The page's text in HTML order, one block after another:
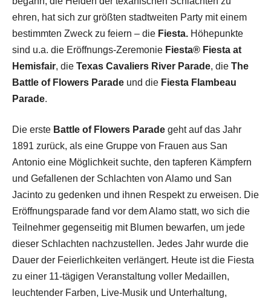
ehren, hat sich zur größten stadtweiten Party mit einem
bestimmten Zweck zu feiern – die Fiesta. Höhepunkte
sind u.a. die Eröffnungs-Zeremonie Fiesta® Fiesta at
Hemisfair, die Texas Cavaliers River Parade, die The
Battle of Flowers Parade und die Fiesta Flambeau
Parade.
Die erste Battle of Flowers Parade geht auf das Jahr
1891 zurück, als eine Gruppe von Frauen aus San
Antonio eine Möglichkeit suchte, den tapferen Kämpfern
und Gefallenen der Schlachten von Alamo und San
Jacinto zu gedenken und ihnen Respekt zu erweisen. Die
Eröffnungsparade fand vor dem Alamo statt, wo sich die
Teilnehmer gegenseitig mit Blumen bewarfen, um jede
dieser Schlachten nachzustellen. Jedes Jahr wurde die
Dauer der Feierlichkeiten verlängert. Heute ist die Fiesta
zu einer 11-tägigen Veranstaltung voller Medaillen,
leuchtender Farben, Live-Musik und Unterhaltung,